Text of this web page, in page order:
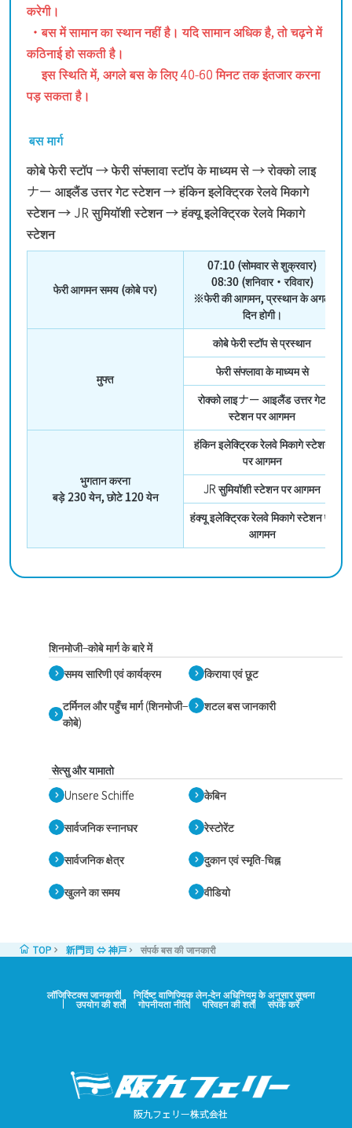
करेगी।
・बस में सामान का स्थान नहीं है। यदि सामान अधिक है, तो चढ़ने में
कठिनाई हो सकती है।
इस स्थिति में, अगले बस के लिए 40-60 मिनट तक इंतजार करना
पड़ सकता है।
बस मार्ग
कोबे फेरी स्टॉप → फेरी संफ्लावा स्टॉप के माध्यम से → रोक्को लाइ
ナー आइलैंड उत्तर गेट स्टेशन → हंकिन इलेक्ट्रिक रेलवे मिकागे
स्टेशन → JR सुमियॉशी स्टेशन → हंक्यू इलेक्ट्रिक रेलवे मिकागे
स्टेशन
फेरी आगमन समय (कोबे पर)
07:10 (सोमवार से शुक्रवार)
08:30 (शनिवार・रविवार)
※फेरी की आगमन, प्रस्थान के अगले
दिन होगी।
मुफ्त
कोबे फेरी स्टॉप से प्रस्थान
फेरी संफ्लावा के माध्यम से
रोक्को लाइナー आइलैंड उत्तर गेट
स्टेशन पर आगमन
भुगतान करना
बड़े 230 येन, छोटे 120 येन
हंकिन इलेक्ट्रिक रेलवे मिकागे स्टेशन
पर आगमन
JR सुमियॉशी स्टेशन पर आगमन
हंक्यू इलेक्ट्रिक रेलवे मिकागे स्टेशन पर
आगमन
शिनमोजी–कोबे मार्ग के बारे में
समय सारिणी एवं कार्यक्रम
किराया एवं छूट
टर्मिनल और पहुँच मार्ग (शिनमोजी–
कोबे)
शटल बस जानकारी
सेत्सु और यामातो
Unsere Schiffe
केबिन
सार्वजनिक स्नानघर रेस्टोरेंट
सार्वजनिक क्षेत्र दुकान एवं स्मृति-चिह्न
खुलने का समय वीडियो
TOP 新門司 ⇔ 神戸 संपर्क बस की जानकारी
लॉजिस्टिक्स जानकारी निर्दिष्ट वाणिज्यिक लेन-देन अधिनियम के अनुसार सूचना
उपयोग की शर्तें गोपनीयता नीति परिवहन की शर्तें संपर्क करें
阪九フェリー株式会社